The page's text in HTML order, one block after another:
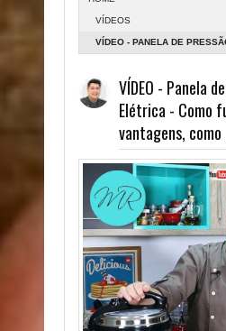
VÍDEOS
VÍDEO - PANELA DE
VÍDEO - Panela
Elétrica - Como
vantagens, como